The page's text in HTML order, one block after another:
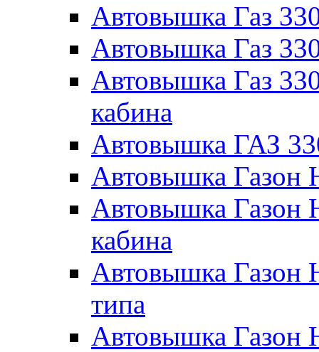
Автовышка Газ
Автовышка Газ
Автовышка Газ
кабина
Автовышка ГАЗ
Автовышка
Автовышка Газон
кабина
Автовышка Газон
типа
Автовышка Газон